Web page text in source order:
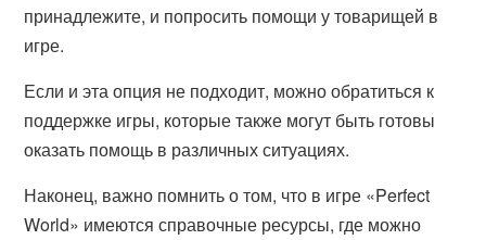
принадлежите, и попросить помощи у товарищей в
игре.
Если и эта опция не подходит, можно обратиться к
поддержке игры, которые также могут быть готовы
оказать помощь в различных ситуациях.
Наконец, важно помнить о том, что в игре «Perfect
World» имеются справочные ресурсы, где можно